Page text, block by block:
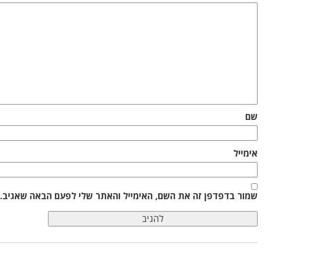
שם
אימייל
שמור בדפדפן זה את השם, האימייל והאתר שלי לפעם הבאה שאגיב.